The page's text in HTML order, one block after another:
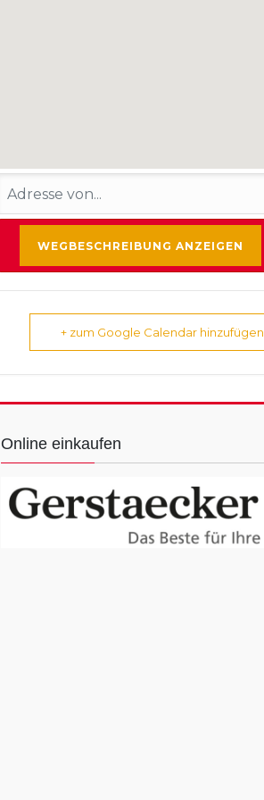
+ zum Google Calendar hinzufügen
Online einkaufen